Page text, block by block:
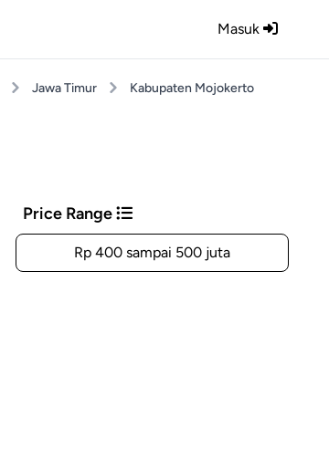
Masuk
Jawa Timur
Kabupaten Mojokerto
Price Range
Rp 400 sampai 500 juta